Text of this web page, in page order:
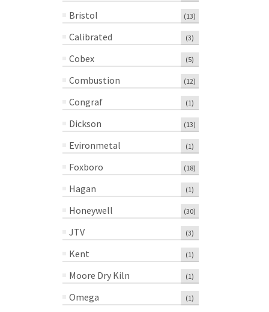
Bristol (13)
Calibrated (3)
Cobex (5)
Combustion (12)
Congraf (1)
Dickson (13)
Evironmetal (1)
Foxboro (18)
Hagan (1)
Honeywell (30)
JTV (3)
Kent (1)
Moore Dry Kiln (1)
Omega (1)